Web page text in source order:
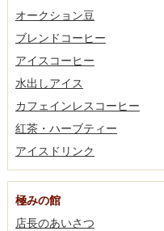
オークション豆
ブレンドコーヒー
アイスコーヒー
水出しアイス
カフェインレスコーヒー
紅茶・ハーブティー
アイスドリンク
極みの館
店長のあいさつ